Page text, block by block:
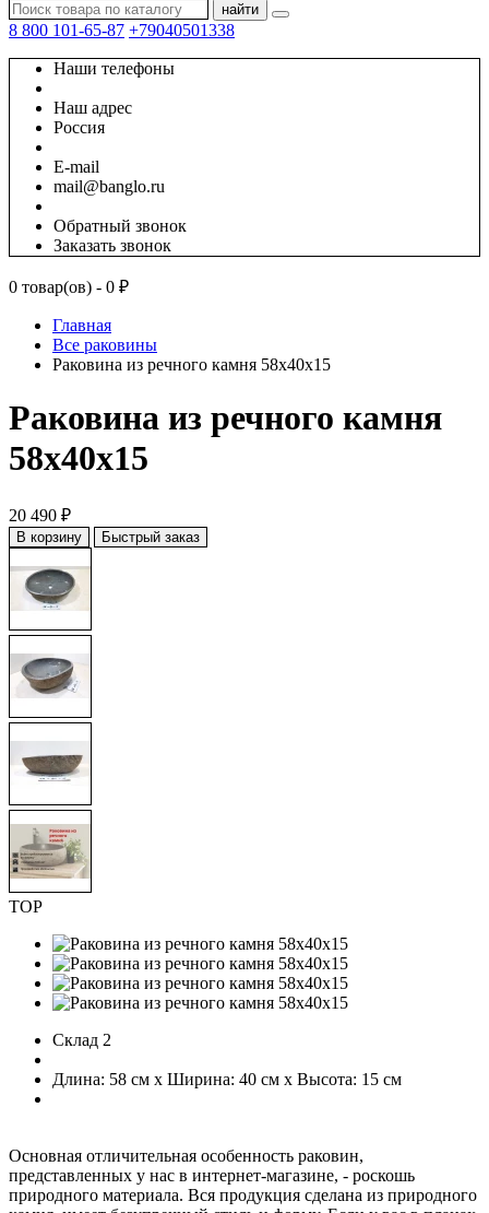
найти
8 800 101-65-87 +79040501338
Наши телефоны
Наш адрес
Россия
E-mail
mail@banglo.ru
Обратный звонок
Заказать звонок
0 товар(ов) - 0 ₽
Главная
Все раковины
Раковина из речного камня 58х40х15
Раковина из речного камня
58х40х15
20 490 ₽
В корзину Быстрый заказ
TOP
Склад 2
Длина: 58 см x Ширина: 40 см x Высота: 15 см
Основная отличительная особенность раковин,
представленных у нас в интернет-магазине, - роскошь
природного материала. Вся продукция сделана из природного